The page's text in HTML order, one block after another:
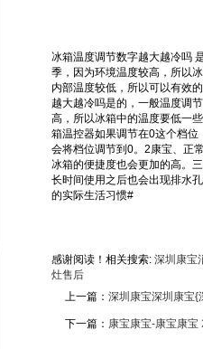
冰箱温度调节数字越大越冷吗
季，因为环境温度较高，所以
内部温度较低，所以可以有效
越大越冷吗是的，一般温度调
高，所以冰箱中的温度要低一
箱温控器如果调节在0这个档
会将档位调节到0。2康宝、正
冰箱的便捷度也会更加的高。
长时间使用之后也会出现排水
的实际生活习惯#
感谢阅读！相关搜索: 深圳康宝
灶售后
上一篇： 深圳康宝深圳康宝{
下一篇： 康宝康宝-康宝康宝